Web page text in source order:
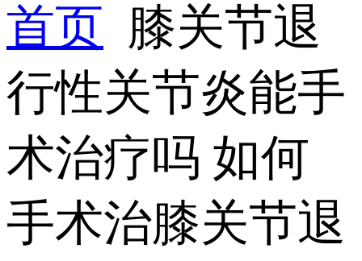
首页 膝关节退
行性关节炎能手
术治疗吗 如何
手术治膝关节退